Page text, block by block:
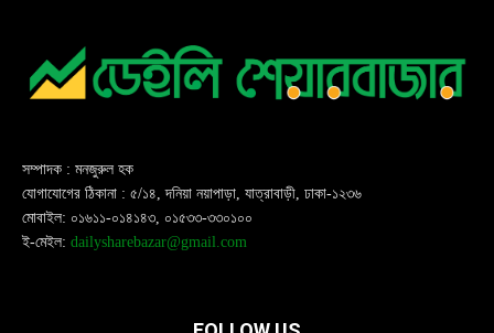
সম্পাদক : মনজুরুল হক
যোগাযোগের ঠিকানা : ৫/১৪, দনিয়া নয়াপাড়া, যাত্রাবাড়ী, ঢাকা-১২৩৬
মোবাইল: ০১৬১১-০১৪১৪৩, ০১৫৩৩-৩৩০১০০
ই-মেইল: dailysharebazar@gmail.com